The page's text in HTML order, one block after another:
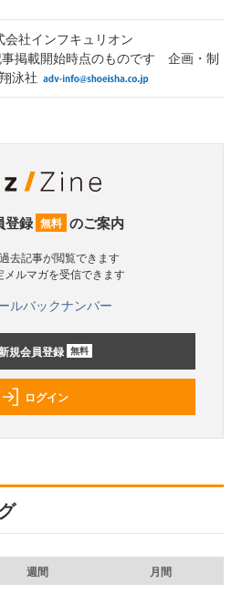
会社インフキュリオン
事掲載開始時点のものです 企画・制
泳社
登録 無料 のご案内
去記事が閲覧できます
メルマガを受信できます
ルバックナンバー
規会員登録 無料
ログイン
週間 月間